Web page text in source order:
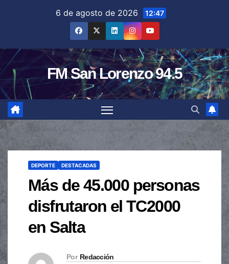
6 de agosto de 2026 12:47
FM San Lorenzo 94.5
DEPORTE DESTACADAS
Más de 45.000 personas
disfrutaron el TC2000
en Salta
Por Redacción